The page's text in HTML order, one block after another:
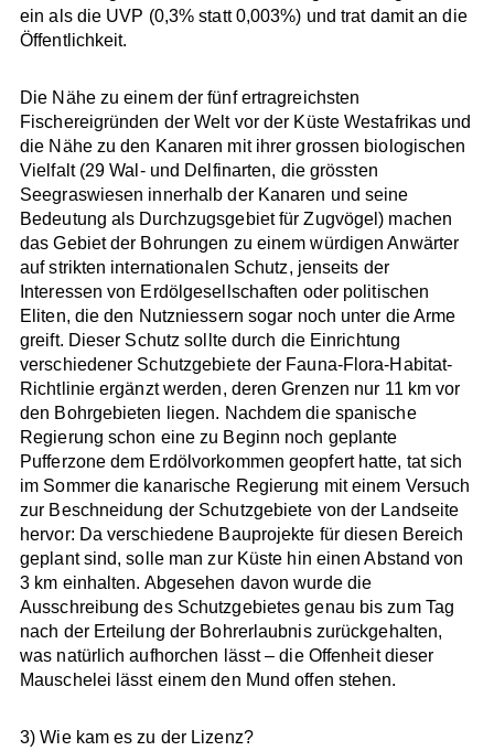
ein als die UVP (0,3% statt 0,003%) und trat damit an die
Öffentlichkeit.
Die Nähe zu einem der fünf ertragreichsten
Fischereigründen der Welt vor der Küste Westafrikas und
die Nähe zu den Kanaren mit ihrer grossen biologischen
Vielfalt (29 Wal- und Delfinarten, die grössten
Seegraswiesen innerhalb der Kanaren und seine
Bedeutung als Durchzugsgebiet für Zugvögel) machen
das Gebiet der Bohrungen zu einem würdigen Anwärter
auf strikten internationalen Schutz, jenseits der
Interessen von Erdölgesellschaften oder politischen
Eliten, die den Nutzniessern sogar noch unter die Arme
greift. Dieser Schutz sollte durch die Einrichtung
verschiedener Schutzgebiete der Fauna-Flora-Habitat-
Richtlinie ergänzt werden, deren Grenzen nur 11 km vor
den Bohrgebieten liegen. Nachdem die spanische
Regierung schon eine zu Beginn noch geplante
Pufferzone dem Erdölvorkommen geopfert hatte, tat sich
im Sommer die kanarische Regierung mit einem Versuch
zur Beschneidung der Schutzgebiete von der Landseite
hervor: Da verschiedene Bauprojekte für diesen Bereich
geplant sind, solle man zur Küste hin einen Abstand von
3 km einhalten. Abgesehen davon wurde die
Ausschreibung des Schutzgebietes genau bis zum Tag
nach der Erteilung der Bohrerlaubnis zurückgehalten,
was natürlich aufhorchen lässt – die Offenheit dieser
Mauschelei lässt einem den Mund offen stehen.
3) Wie kam es zu der Lizenz?